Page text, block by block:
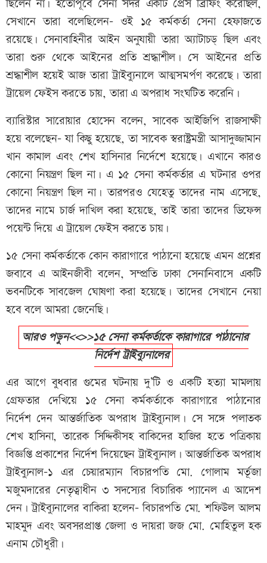
ছিলেন না। ইতোপূর্বে সেনা সদর একটি প্রেস ব্রিফিং করেছিল,
সেখানে তারা বলেছিলেন- ওই ১৫ কর্মকর্তা সেনা হেফাজতে
রয়েছে। সেনাবাহিনীর আইন অনুযায়ী তারা অ্যাটাচড্‌ ছিল এবং
তারা শুরু থেকে আইনের প্রতি শ্রদ্ধাশীল। সে আইনের প্রতি
শ্রদ্ধাশীল হয়েই আজ তারা ট্রাইব্যুনালে আত্মসমর্পণ করেছে। তারা
ট্রায়েল ফেইস করতে চায়, তারা এ অপরাধ সংঘটিত করেনি।
ব্যারিস্টার সারোয়ার হোসেন বলেন, সাবেক আইজিপি রাজসাক্ষী
হয়ে বলেছেন- যা কিছু হয়েছে, তা সাবেক স্বরাষ্ট্রমন্ত্রী আসাদুজ্জামান
খান কামাল এবং শেখ হাসিনার নির্দেশে হয়েছে। এখানে কারও
কোনো নিয়ন্ত্রণ ছিল না। এ ১৫ সেনা কর্মকর্তার এ ঘটনার ওপর
কোনো নিয়ন্ত্রণ ছিল না। তারপরও যেহেতু তাদের নাম এসেছে,
তাদের নামে চার্জ দাখিল করা হয়েছে, তাই তারা তাদের ডিফেন্স
পয়েন্ট দিয়ে এ ট্রায়েল ফেইস করতে চায়।
১৫ সেনা কর্মকর্তাকে কোন কারাগারে পাঠানো হয়েছে এমন প্রশ্নের
জবাবে এ আইনজীবী বলেন, সম্প্রতি ঢাকা সেনানিবাসে একটি
ভবনটিকে সাবজেল ঘোষণা করা হয়েছে। তাদের সেখানে নেয়া
হবে বলে আমরা জেনেছি।
আরও পড়ুন<<>>১৫ সেনা কর্মকর্তাকে কারাগারে পাঠানোর
নির্দেশ ট্রাইব্যুনালের
এর আগে বুধবার গুমের ঘটনায় দু’টি ও একটি হত্যা মামলায়
গ্রেফতার দেখিয়ে ১৫ সেনা কর্মকর্তাকে কারাগারে পাঠানোর
নির্দেশ দেন আন্তর্জাতিক অপরাধ ট্রাইব্যুনাল। সে সঙ্গে পলাতক
শেখ হাসিনা, তারেক সিদ্দিকীসহ বাকিদের হাজির হতে পত্রিকায়
বিজ্ঞপ্তি প্রকাশের নির্দেশ দিয়েছেন ট্রাইব্যুনাল। আন্তর্জাতিক অপরাধ
ট্রাইব্যুনাল-১ এর চেয়ারম্যান বিচারপতি মো. গোলাম মর্তূজা
মজুমদারের নেতৃত্বাধীন ৩ সদস্যের বিচারিক প্যানেল এ আদেশ
দেন। ট্রাইব্যুনালের বাকিরা হলেন- বিচারপতি মো. শফিউল আলম
মাহমুদ এবং অবসরপ্রাপ্ত জেলা ও দায়রা জজ মো. মোহিতুল হক
এনাম চৌধুরী।